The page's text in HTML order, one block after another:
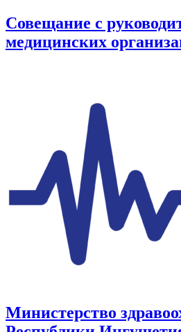
Совещание с
медицинских
Министерство